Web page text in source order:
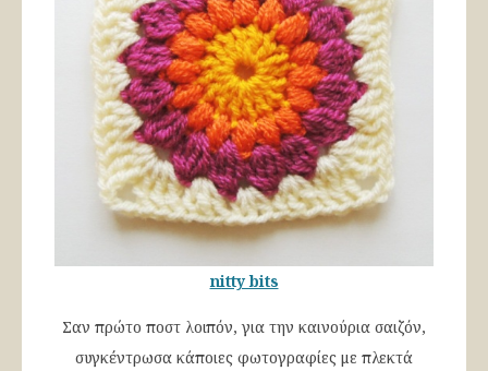
nitty bits
Σαν πρώτο ποστ λοιπόν, για την καινούρια σαιζόν,
συγκέντρωσα κάποιες φωτογραφίες με πλεκτά